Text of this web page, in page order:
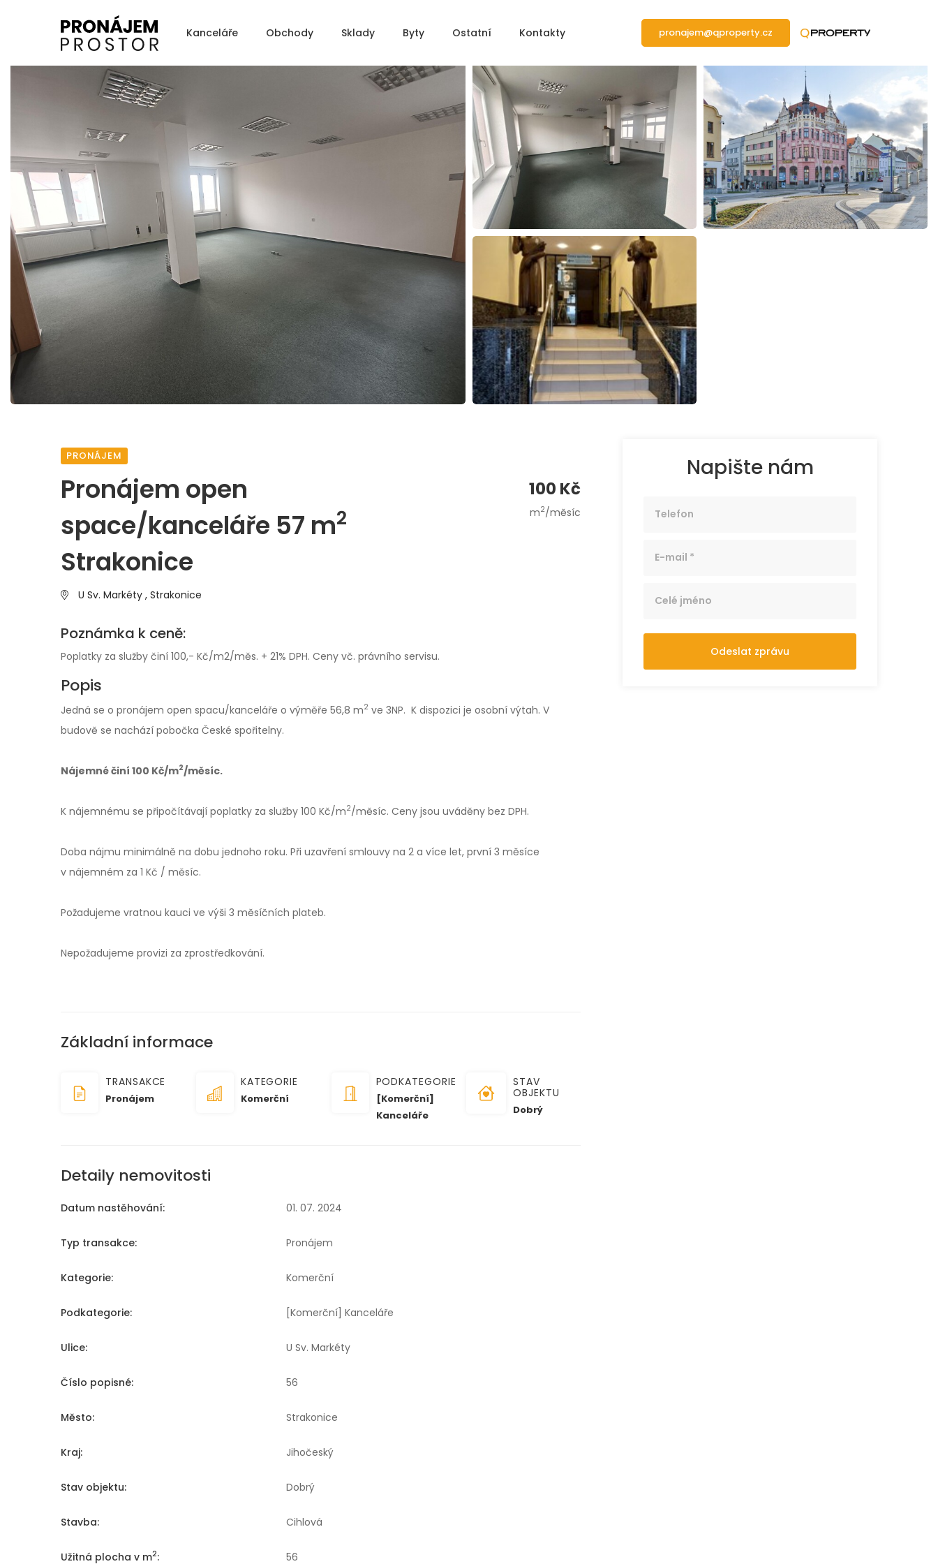
Kanceláře Obchody Sklady Byty Ostatní Kontakty pronajem@qproperty.cz
PRONÁJEM
Pronájem open
space/kanceláře 57 m2
Strakonice
U Sv. Markéty , Strakonice
100 Kč
m2/měsíc
Poznámka k ceně:
Poplatky za služby činí 100,- Kč/m2/měs. + 21% DPH. Ceny vč. právního servisu.
Popis
Jedná se o pronájem open spacu/kanceláře o výměře 56,8 m2 ve 3NP. K dispozici je osobní výtah. V
budově se nachází pobočka České spořitelny.
Nájemné činí 100 Kč/m2/měsíc.
K nájemnému se připočítávají poplatky za služby 100 Kč/m2/měsíc. Ceny jsou uváděny bez DPH.
Doba nájmu minimálně na dobu jednoho roku. Při uzavření smlouvy na 2 a více let, první 3 měsíce
v nájemném za 1 Kč / měsíc.
Požadujeme vratnou kauci ve výši 3 měsíčních plateb.
Nepožadujeme provizi za zprostředkování.
Základní informace
TRANSAKCE
Pronájem
KATEGORIE
Komerční
PODKATEGORIE
[Komerční]
Kanceláře
STAV
OBJEKTU
Dobrý
Detaily nemovitosti
Datum nastěhování: 01. 07. 2024
Typ transakce: Pronájem
Kategorie: Komerční
Podkategorie: [Komerční] Kanceláře
Ulice: U Sv. Markéty
Číslo popisné: 56
Město: Strakonice
Kraj: Jihočeský
Stav objektu: Dobrý
Stavba: Cihlová
Užitná plocha v m2: 56
Napište nám
Odeslat zprávu